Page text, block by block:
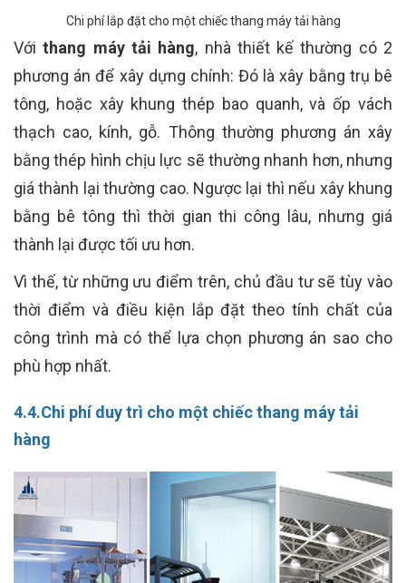
Chi phí lắp đặt cho một chiếc thang máy tải hàng
Vớithang máy tải hàng, nhà thiết kế thường có 2
phương án để xây dựng chính: Đó là xây bằng trụ bê
tông, hoặc xây khung thép bao quanh, và ốp vách
thạch cao, kính, gỗ. Thông thường phương án xây
bằng thép hình chịu lực sẽ thường nhanh hơn, nhưng
giá thành lại thường cao. Ngược lại thì nếu xây khung
bằng bê tông thì thời gian thi công lâu, nhưng giá
thành lại được tối ưu hơn.
Vì thế, từ những ưu điểm trên, chủ đầu tư sẽ tùy vào
thời điểm và điều kiện lắp đặt theo tính chất của
công trình mà có thể lựa chọn phương án sao cho
phù hợp nhất.
4.4.Chi phí duy trì cho một chiếc thang máy tải
hàng